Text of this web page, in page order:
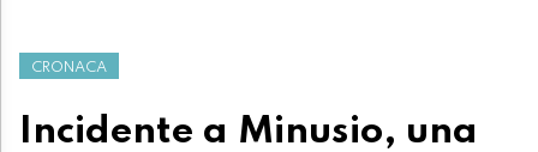
CRONACA
Incidente a Minusio, una